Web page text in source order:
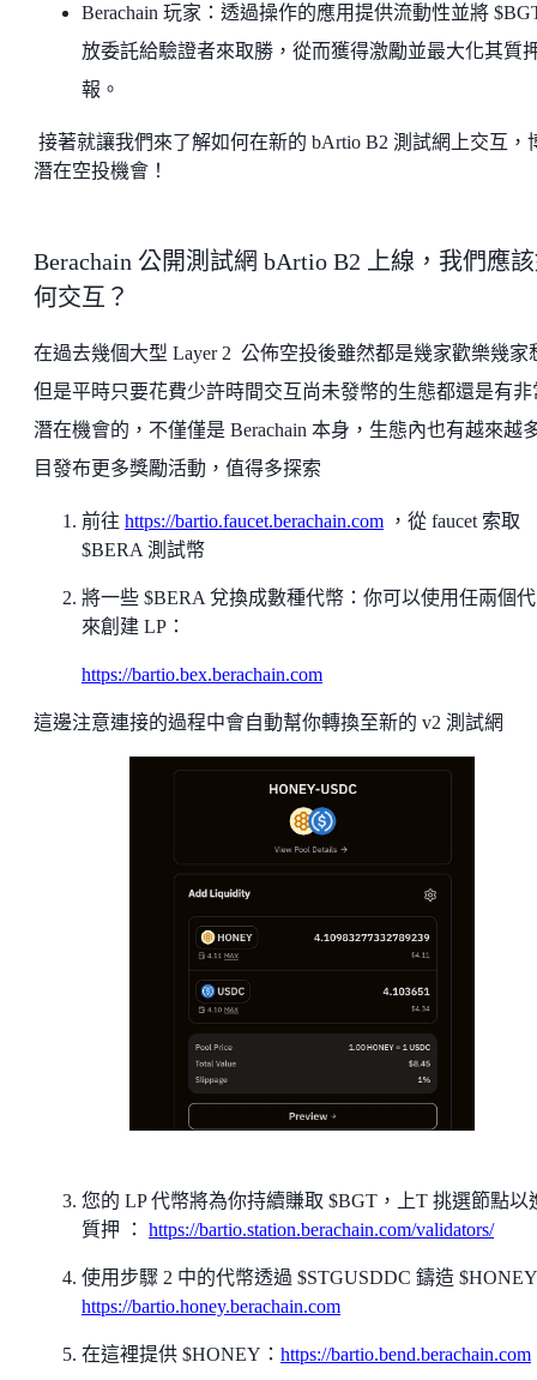
Berachain 玩家：透過操作的應用提供流動性並將
放委託給驗證者來取勝，從而獲得激勵並最大化其質
報。
接著就讓我們來了解如何在新的 bArtio B2 測試網上交互，
潛在空投機會！
Berachain 公開測試網 bArtio B2 上線，我們應
何交互？
在過去幾個大型 Layer 2 公佈空投後雖然都是幾家歡樂幾家
但是平時只要花費少許時間交互尚未發幣的生態都還是有非
潛在機會的，不僅僅是 Berachain 本身，生態內也有越來越
目發布更多獎勵活動，值得多探索
前往 https://bartio.faucet.berachain.com ，從 faucet 索取
$BERA 測試幣
將一些 $BERA 兌換成數種代幣：你可以使用任兩個
來創建 LP：
https://bartio.bex.berachain.com
這邊注意連接的過程中會自動幫你轉換至新的 v2 測試網
您的 LP 代幣將為你持續賺取 $BGT，上T 挑選節點以
質押 ： https://bartio.station.berachain.com/validators/
使用步驟 2 中的代幣透過 $STGUSDDC 鑄造
https://bartio.honey.berachain.com
在這裡提供 $HONEY： https://bartio.bend.berachain.com